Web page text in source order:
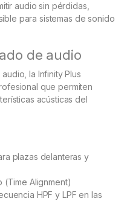
audio sin pérdidas,
para sistemas de sonido
de audio
la Infinity Plus
que permiten
acústicas del
plazas delanteras y
(Time Alignment)
HPF y LPF en las